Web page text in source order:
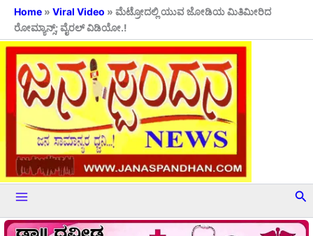
Skip
content
Home » Viral Video » ಮೆಟ್ರೋದಲ್ಲಿ ಯುವ ಜೋಡಿಯ ಮಿತಿಮೀರಿದ
ರೋಮ್ಯಾನ್ಸ್; ವೈರಲ್ ವಿಡಿಯೋ.!